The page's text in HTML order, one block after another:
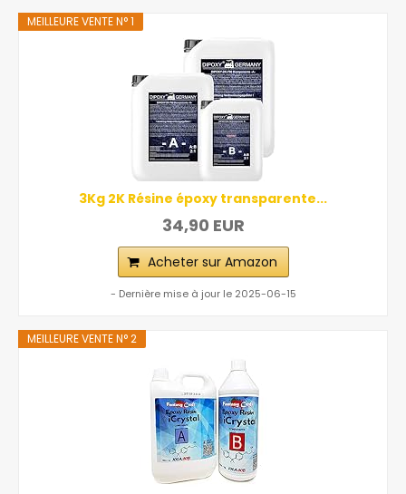
MEILLEURE VENTE N° 1
3Kg 2K Résine époxy transparente...
34,90 EUR
Acheter sur Amazon
- Dernière mise à jour le 2025-06-15
MEILLEURE VENTE N° 2